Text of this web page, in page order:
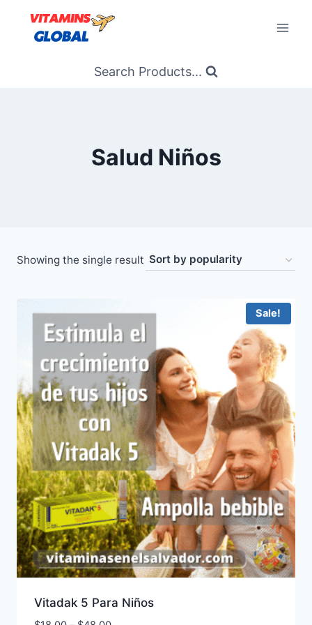
content
Search Products...
Salud Niños
Showing the single result
Sale!
Vitadak 5 Para Niños